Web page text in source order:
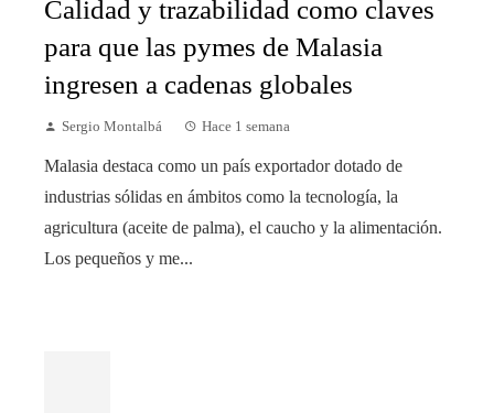
Calidad y trazabilidad como claves
para que las pymes de Malasia
ingresen a cadenas globales
Sergio Montalbá Hace 1 semana
Malasia destaca como un país exportador dotado de
industrias sólidas en ámbitos como la tecnología, la
agricultura (aceite de palma), el caucho y la alimentación.
Los pequeños y me...